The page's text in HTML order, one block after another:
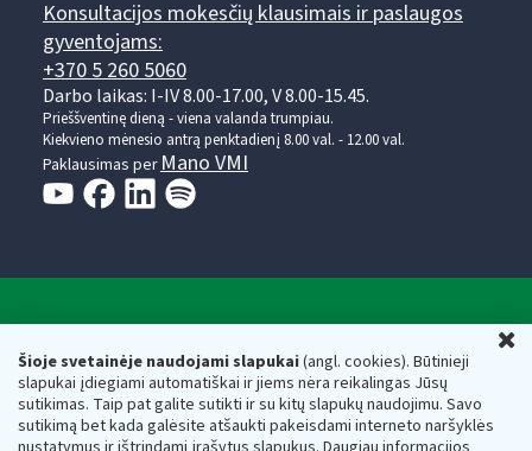
Šioje svetainėje naudojami slapukai(angl. cookies). Būtinieji
slapukai įdiegiami automatiškai ir jiems nėra reikalingas Jūsų
sutikimas. Taip pat galite sutikti ir su kitų slapukų naudojimu. Savo
sutikimą bet kada galėsite atšaukti pakeisdami interneto naršyklės
Konsultacijos mokesčių klausimais ir paslaugos
gyventojams:
+370 5 260 5060
Darbo laikas: I-IV 8.00-17.00, V 8.00-15.45.
Prieššventinę dieną - viena valanda trumpiau.
Kiekvieno mėnesio antrą penktadienį 8.00 val. - 12.00 val.
Paklausimas perMano VMI
Valstybinė mokesčių inspekcija prie Lietuvos
Respublikos finansų ministerijos
Biudžetinė įstaiga. Juridinio asmens kodas — 188659752,
adresas: Vasario 16-osios g. 14, 01107 Vilnius, Lietuva, el.paštas:
vmi@vmi.lt , E. pristatymo dėžutės adresas 188659752